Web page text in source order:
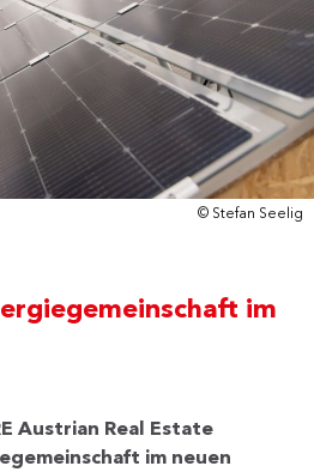
© Stefan Seelig
im
Austrian Real Estate
im neuen